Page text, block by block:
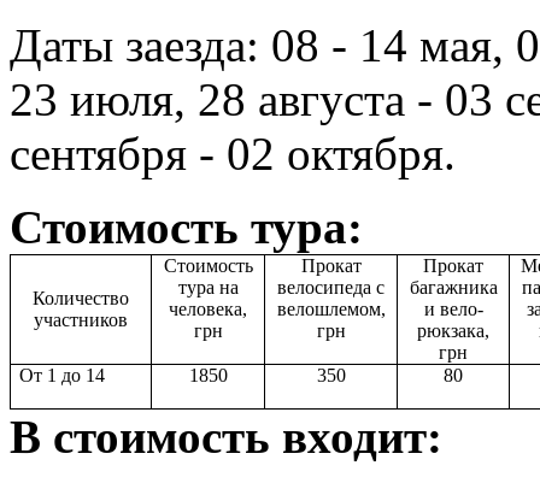
Даты заезда: 08 - 14
23 июля, 28 августа - 03
сентября - 02 октября.
Стоимость тура:
Количество
участников
Стоимость
тура на
человека,
грн
Прокат
велосипеда с
велошлемом,
грн
Прокат
багажника
и вело-
рюкзака,
грн
От 1 до 14 1850 350 80
В стоимость входит: